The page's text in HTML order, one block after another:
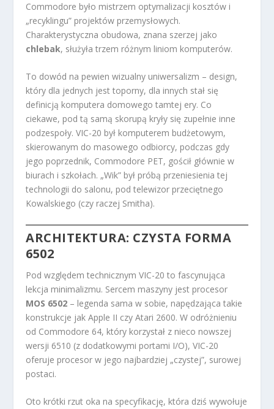
Commodore było mistrzem optymalizacji kosztów i
„recyklingu” projektów przemysłowych.
Charakterystyczna obudowa, znana szerzej jako
chlebak, służyła trzem różnym liniom komputerów.
To dowód na pewien wizualny uniwersalizm – design,
który dla jednych jest toporny, dla innych stał się
definicją komputera domowego tamtej ery. Co
ciekawe, pod tą samą skorupą kryły się zupełnie inne
podzespoły. VIC-20 był komputerem budżetowym,
skierowanym do masowego odbiorcy, podczas gdy
jego poprzednik, Commodore PET, gościł głównie w
biurach i szkołach. „Wik” był próbą przeniesienia tej
technologii do salonu, pod telewizor przeciętnego
Kowalskiego (czy raczej Smitha).
ARCHITEKTURA: CZYSTA FORMA
6502
Pod względem technicznym VIC-20 to fascynująca
lekcja minimalizmu. Sercem maszyny jest procesor
MOS 6502 – legenda sama w sobie, napędzająca takie
konstrukcje jak Apple II czy Atari 2600. W odróżnieniu
od Commodore 64, który korzystał z nieco nowszej
wersji 6510 (z dodatkowymi portami I/O), VIC-20
oferuje procesor w jego najbardziej „czystej”, surowej
postaci.
Oto krótki rzut oka na specyfikację, która dziś wywołuje